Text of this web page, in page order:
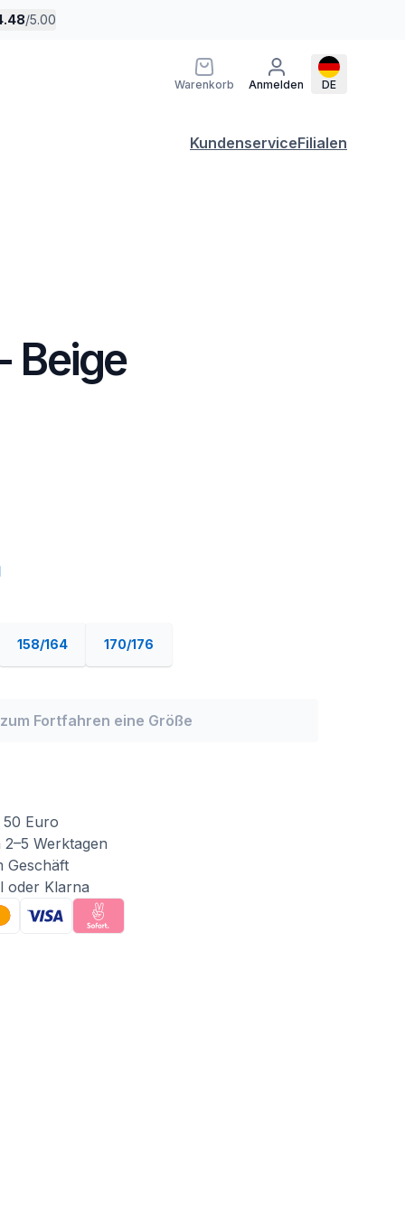
/5.00
Warenkorb Anmelden DE
KundenserviceFilialen
Beige
158/164 170/176
Fortfahren eine Größe
50 Euro
Werktagen
Geschäft
oder Klarna